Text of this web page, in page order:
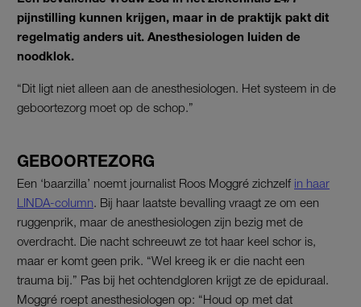
pijnstilling kunnen krijgen, maar in de praktijk pakt dit
regelmatig anders uit. Anesthesiologen luiden de
noodklok.
“Dit ligt niet alleen aan de anesthesiologen. Het systeem in de
geboortezorg moet op de schop.”
GEBOORTEZORG
Een ‘baarzilla’ noemt journalist Roos Moggré zichzelf in haar
LINDA-column . Bij haar laatste bevalling vraagt ze om een
ruggenprik, maar de anesthesiologen zijn bezig met de
overdracht. Die nacht schreeuwt ze tot haar keel schor is,
maar er komt geen prik. “Wel kreeg ik er die nacht een
trauma bij.” Pas bij het ochtendgloren krijgt ze de epiduraal.
Moggré roept anesthesiologen op: “Houd op met dat